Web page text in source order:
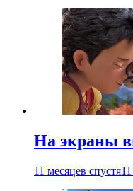
На экраны
11 месяцев спустя